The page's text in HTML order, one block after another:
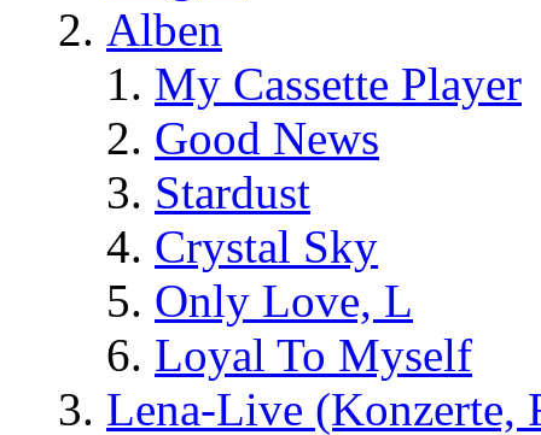
Alben
My Cassette Player
Good News
Stardust
Crystal Sky
Only Love, L
Loyal To Myself
Lena-Live (Konzerte,